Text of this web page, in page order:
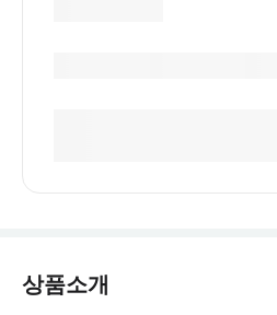
상품소개